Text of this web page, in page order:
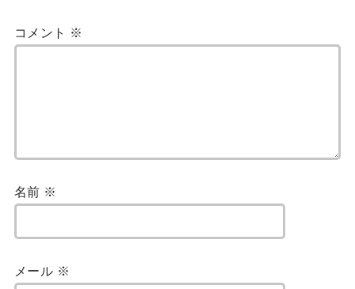
コメント ※
名前 ※
メール ※